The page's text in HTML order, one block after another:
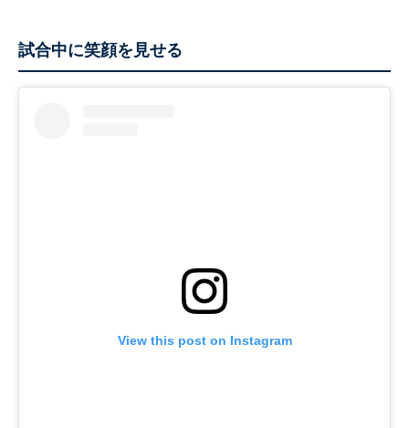
試合中に笑顔を見せる
View this post on Instagram